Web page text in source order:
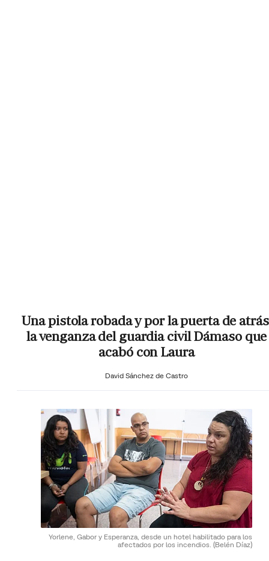
Una pistola robada y por la puerta de
la venganza del guardia civil Dámaso que
acabó con Laura
David Sánchez de Castro
Yorlene, Gabor y Esperanza, desde un hotel habilitado para los
afectados por los incendios. (Belén Díaz)